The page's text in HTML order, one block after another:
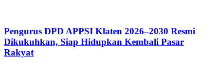
Pengurus DPD APPSI Klaten 2026–2030 Resmi
Dikukuhkan, Siap Hidupkan Kembali Pasar
Rakyat